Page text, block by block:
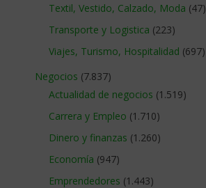
Textil, Vestido, Calzado, Moda (47)
Transporte y Logistica (223)
Viajes, Turismo, Hospitalidad (697)
Negocios (7.837)
Actualidad de negocios (1.519)
Carrera y Empleo (1.710)
Dinero y finanzas (1.260)
Economía (947)
Emprendedores (1.443)